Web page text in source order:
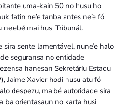
uma-kain 50 no husu ho
fatin ne’e tanba antes ne’e fó
mai husi Tribunál.
sira sente lamentável, nune’e halo
seguransa no entidade
hanesan Sekretáriu Estadu
Jaime Xavier hodi husu atu fó
despezu, maibé autoridade sira
ba orientasaun no karta husi